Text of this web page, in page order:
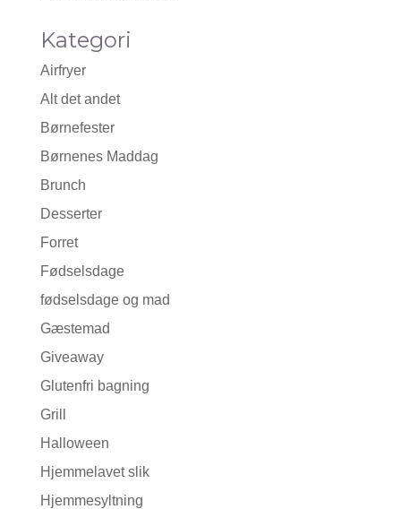
Kategori
Airfryer
Alt det andet
Børnefester
Børnenes Maddag
Brunch
Desserter
Forret
Fødselsdage
fødselsdage og mad
Gæstemad
Giveaway
Glutenfri bagning
Grill
Halloween
Hjemmelavet slik
Hjemmesyltning